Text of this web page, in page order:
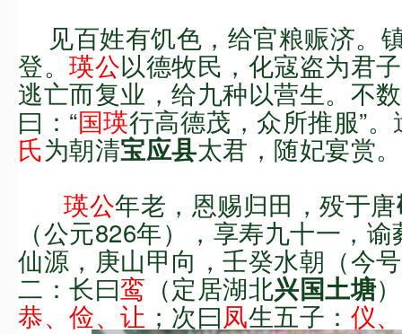
见百姓有饥色，给官粮赈济。
登。 瑛公以德牧民， 化寇盗为君
逃亡而复业，给九种以营生。不
曰：“国瑛行高德茂， 众所推服”。
氏为朝清宝应县太君，随妃宴赏。
瑛公年老，恩赐归田， 殁于唐
（公元826年）， 享寿九十一，谕
仙源，庚山甲向，壬癸水朝（今
二：长曰鸾 （定居湖北兴国土塘）
恭、俭、让 ；次曰凤生五子： 仪